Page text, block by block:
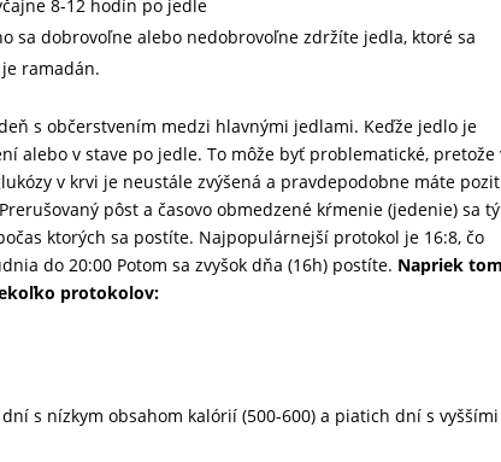
8-12 hodín po jedle
sa dobrovoľne alebo nedobrovoľne zdržíte jedla, ktoré sa
ramadán.
s občerstvením medzi hlavnými jedlami. Keďže jedlo je
alebo v stave po jedle. To môže byť problematické, pretože
v krvi je neustále zvýšená a pravdepodobne máte
pôst a časovo obmedzené kŕmenie (jedenie) sa
ktorých sa postíte. Najpopulárnejší protokol je 16:8, čo
do 20:00 Potom sa zvyšok dňa (16h) postíte. Napriek
protokolov:
s nízkym obsahom kalórií (500-600) a piatich dní s vyššími